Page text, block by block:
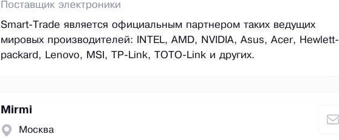
Поставщик электроники
Smart-Trade является официальным партнером таких ведущих
мировых производителей: INTEL, AMD, NVIDIA, Asus, Acer, Hewlett-
packard, Lenovo, MSI, TP-Link, TOTO-Link и других.
Mirmi
Москва